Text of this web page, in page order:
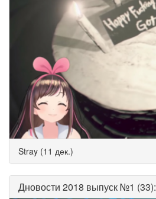
Stray (11 дек.)
Дновости 2018 выпуск №1 (33):